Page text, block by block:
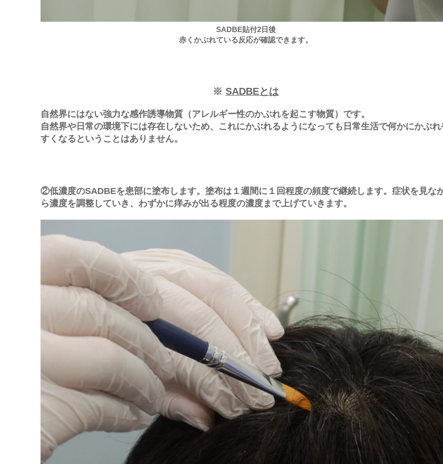
SADBE貼付2日後
赤くかぶれている反応が確認できます。
※ SADBEとは
自然界にはない強力な感作誘導物質（アレルギー性のかぶれを起こす物質）です。
自然界や日常の環境下には存在しないため、これにかぶれるようになっても日常生活で何かにかぶれ
すくなるということはありません。
②低濃度のSADBEを患部に塗布します。塗布は１週間に１回程度の頻度で継続します。症状を見な
ら濃度を調整していき、わずかに痒みが出る程度の濃度まで上げていきます。